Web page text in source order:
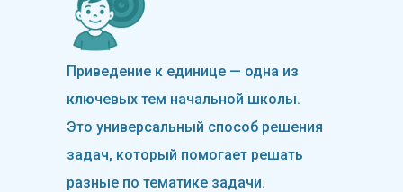
Приведение к единице — одна из
ключевых тем начальной школы.
Это универсальный способ решения
задач, который помогает решать
разные по тематике задачи.